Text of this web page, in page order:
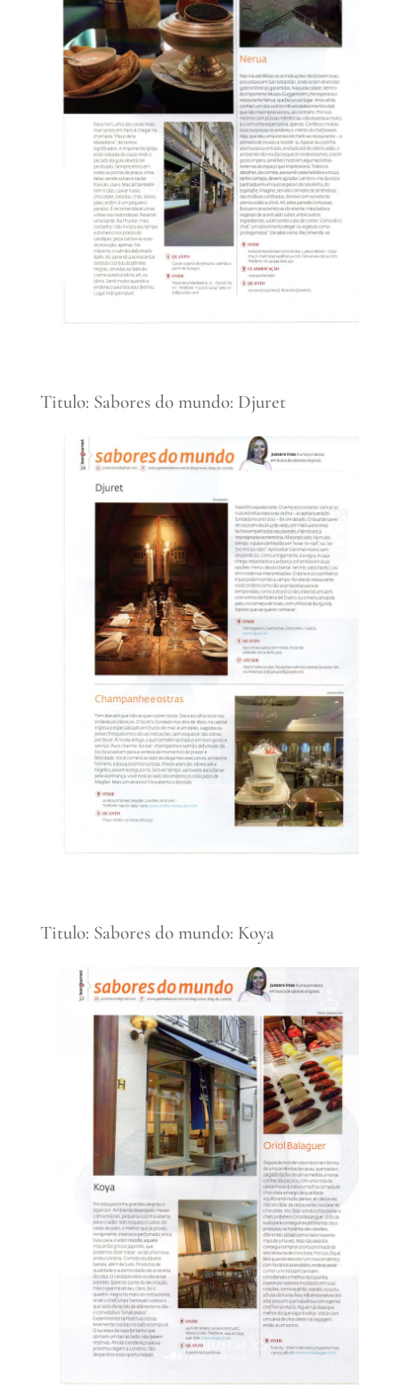
Titulo: Sabores do mundo: Djuret
Titulo: Sabores do mundo: Koya